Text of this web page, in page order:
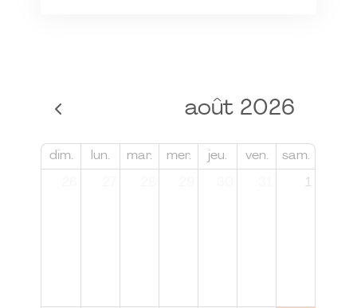
août 2026
dim. lun. mar. mer. jeu. ven. sam.
1